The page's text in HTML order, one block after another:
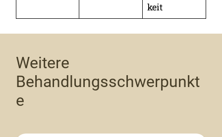
keit
Weitere
Behandlungsschwerpunkt
e